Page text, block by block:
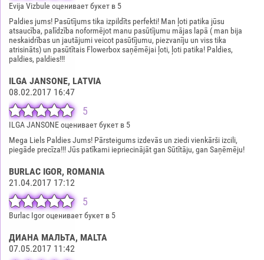
Evija Vizbule оценивает букет в 5
Paldies jums! Pasūtījums tika izpildīts perfekti! Man ļoti patika jūsu
atsaucība, palīdzība noformējot manu pasūtījumu mājas lapā ( man bija
neskaidrības un jautājumi veicot pasūtījumu, piezvanīju un viss tika
atrisināts) un pasūtītais Flowerbox saņēmējai ļoti, ļoti patika! Paldies,
paldies, paldies!!!
ILGA JANSONE, LATVIA
08.02.2017 16:47
5
ILGA JANSONE оценивает букет в 5
Mega Liels Paldies Jums! Pārsteigums izdevās un ziedi vienkārši izcili,
piegāde precīza!!! Jūs patīkami iepriecinājāt gan Sūtītāju, gan Saņēmēju!
BURLAC IGOR, ROMANIA
21.04.2017 17:12
5
Burlac Igor оценивает букет в 5
ДИАНА МАЛЬТА, MALTA
07.05.2017 11:42